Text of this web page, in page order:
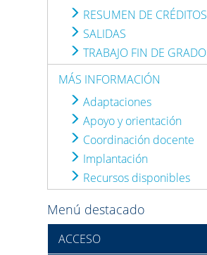
RESUMEN DE CRÉDITOS
SALIDAS
TRABAJO FIN DE GRADO
MÁS INFORMACIÓN
Adaptaciones
Apoyo y orientación
Coordinación docente
Implantación
Recursos disponibles
Menú destacado
ACCESO